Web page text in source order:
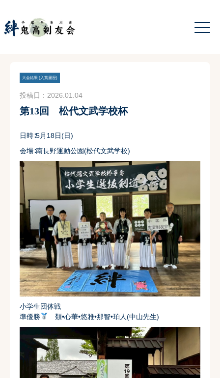
大会結果 (入賞履歴)
投稿日：2026.01.04
第13回 松代文武学校杯
日時∶5月18日(日)
会場∶南長野運動公園(松代文武学校)
小学生団体戦
準優勝
類•心華•悠雅•那智•珀人(中山先生)